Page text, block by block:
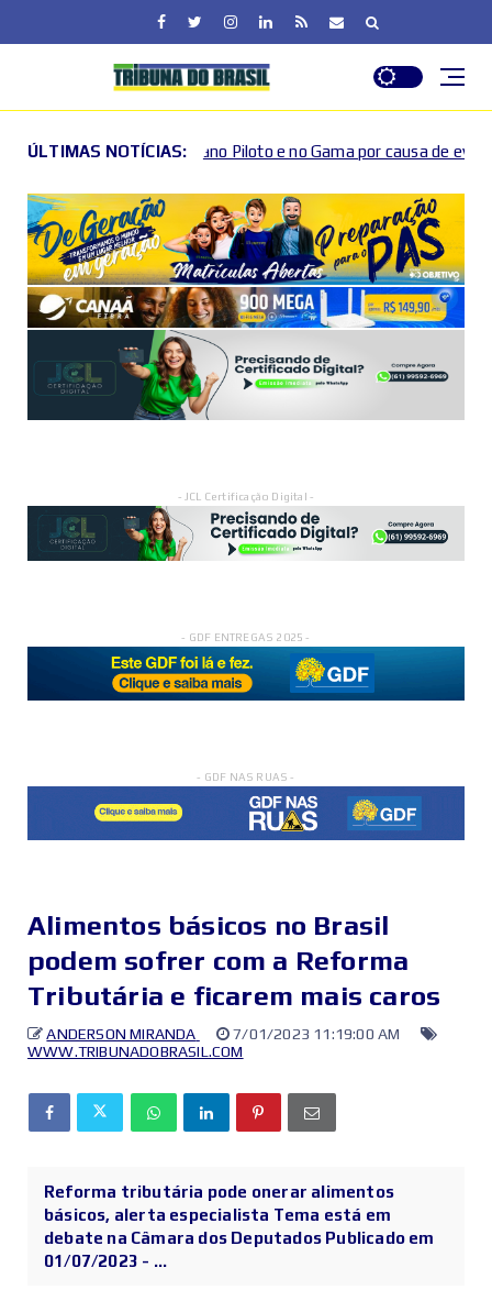
ÚLTIMAS NOTÍCIAS:
Plano Piloto e no Gama por causa de eventos esportivos e
- JCL Certificação Digital -
- GDF ENTREGAS 2025 -
- GDF NAS RUAS -
Alimentos básicos no Brasil
podem sofrer com a Reforma
Tributária e ficarem mais caros
ANDERSON MIRANDA
7/01/2023 11:19:00 AM
WWW.TRIBUNADOBRASIL.COM
Reforma tributária pode onerar alimentos
básicos, alerta especialista Tema está em
debate na Câmara dos Deputados Publicado em
01/07/2023 - ...